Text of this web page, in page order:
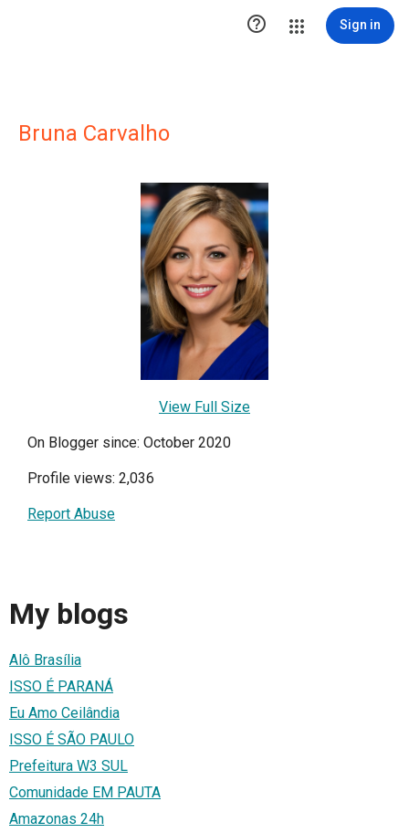
 Sign in
Bruna Carvalho
View Full Size
On Blogger since: October 2020
Profile views: 2,036
Report Abuse
My blogs
Alô Brasília
ISSO É PARANÁ
Eu Amo Ceilândia
ISSO É SÃO PAULO
Prefeitura W3 SUL
Comunidade EM PAUTA
Amazonas 24h